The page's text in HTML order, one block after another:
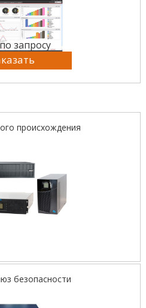
запросу
происхождения
безопасности